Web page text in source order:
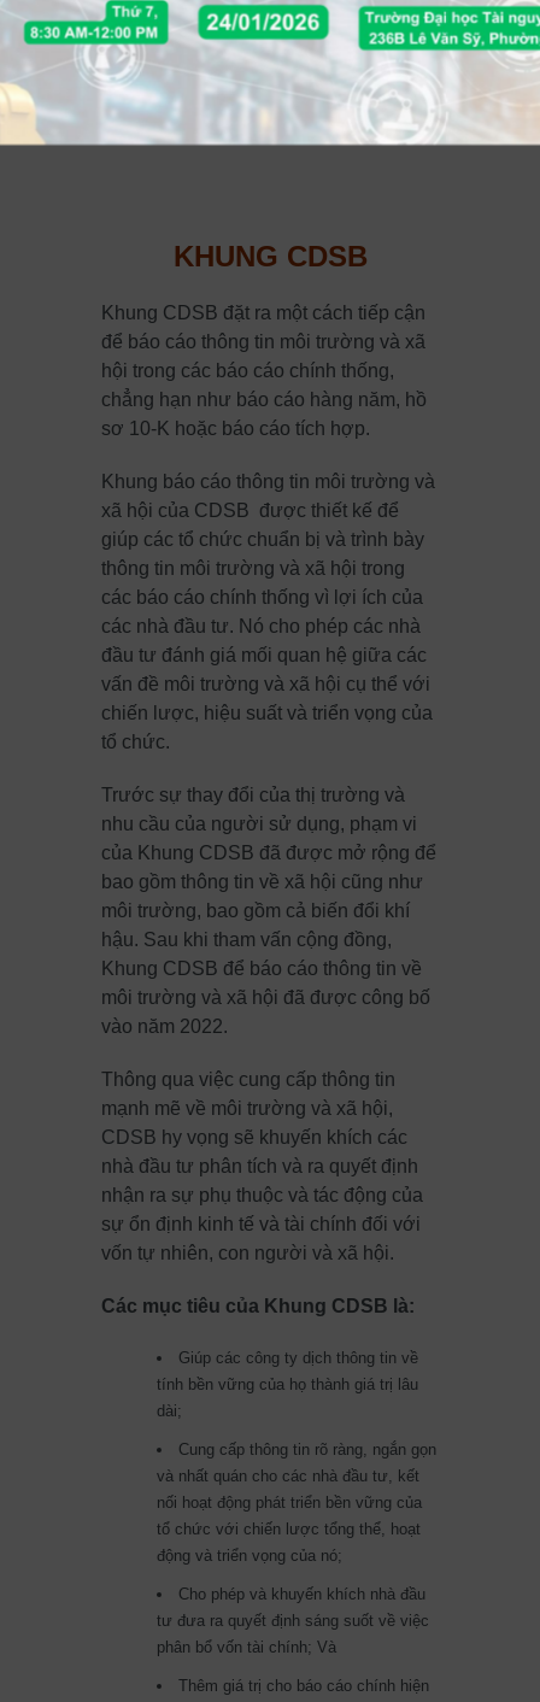
KHUNG CDSB
Khung CDSB đặt ra một cách tiếp cận
để báo cáo thông tin môi trường và xã
hội trong các báo cáo chính thống,
chẳng hạn như báo cáo hàng năm, hồ
sơ 10-K hoặc báo cáo tích hợp.
Khung báo cáo thông tin môi trường và
xã hội của CDSB được thiết kế để
giúp các tổ chức chuẩn bị và trình bày
thông tin môi trường và xã hội trong
các báo cáo chính thống vì lợi ích của
các nhà đầu tư. Nó cho phép các nhà
đầu tư đánh giá mối quan hệ giữa các
vấn đề môi trường và xã hội cụ thể với
chiến lược, hiệu suất và triển vọng của
tổ chức.
Trước sự thay đổi của thị trường và
nhu cầu của người sử dụng, phạm vi
của Khung CDSB đã được mở rộng để
bao gồm thông tin về xã hội cũng như
môi trường, bao gồm cả biến đổi khí
hậu. Sau khi tham vấn cộng đồng,
Khung CDSB để báo cáo thông tin về
môi trường và xã hội đã được công bố
vào năm 2022.
Thông qua việc cung cấp thông tin
mạnh mẽ về môi trường và xã hội,
CDSB hy vọng sẽ khuyến khích các
nhà đầu tư phân tích và ra quyết định
nhận ra sự phụ thuộc và tác động của
sự ổn định kinh tế và tài chính đối với
vốn tự nhiên, con người và xã hội.
Các mục tiêu của Khung CDSB là:
Giúp các công ty dịch thông tin về
tính bền vững của họ thành giá trị lâu
dài;
Cung cấp thông tin rõ ràng, ngắn gọn
và nhất quán cho các nhà đầu tư, kết
nối hoạt động phát triển bền vững của
tổ chức với chiến lược tổng thể, hoạt
động và triển vọng của nó;
Cho phép và khuyến khích nhà đầu
tư đưa ra quyết định sáng suốt về việc
phân bổ vốn tài chính; Và
Thêm giá trị cho báo cáo chính hiện